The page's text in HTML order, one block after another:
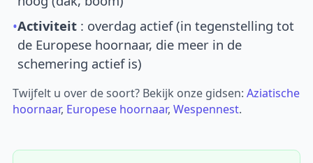
•Activiteit : overdag actief (in tegenstelling tot
de Europese hoornaar, die meer in de
schemering actief is)
Twijfelt u over de soort? Bekijk onze gidsen:Aziatische
hoornaar, Europese hoornaar,Wespennest.